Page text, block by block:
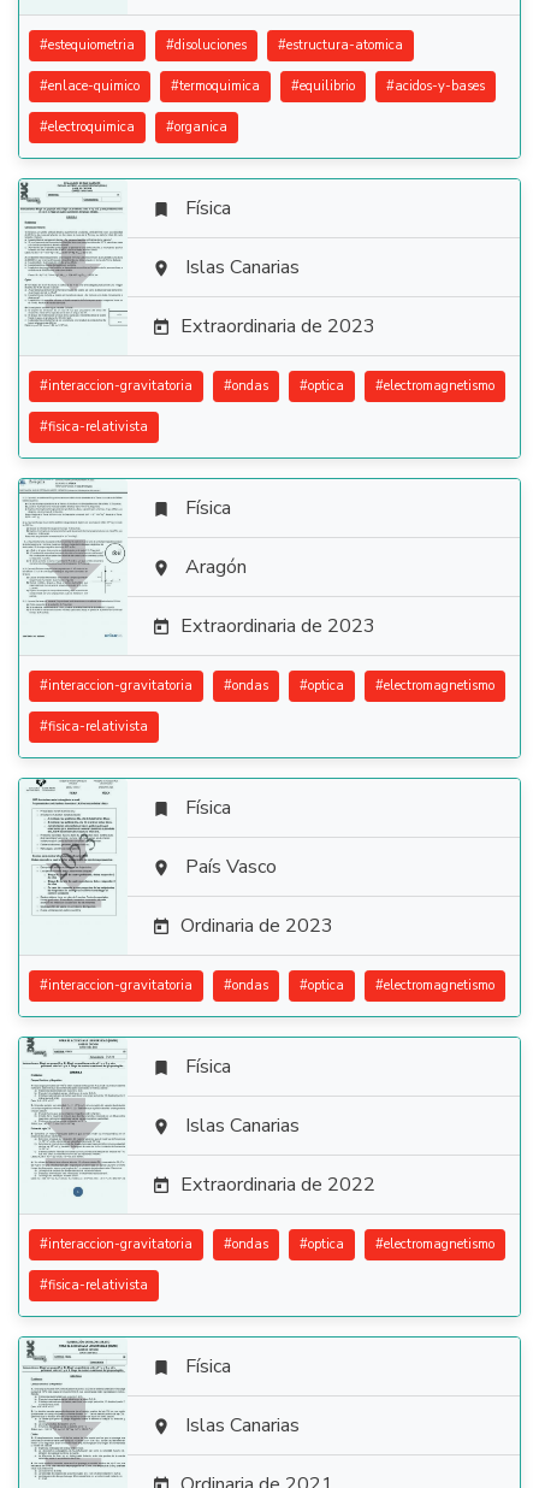
#estequiometria #disoluciones #estructura-atomica
#enlace-quimico #termoquimica #equilibrio #acidos-y-bases
#electroquimica #organica

 Física
 Islas Canarias
 Extraordinaria de 2023
#interaccion-gravitatoria #ondas #optica #electromagnetismo
#fisica-relativista

 Física
 Aragón
 Extraordinaria de 2023
#interaccion-gravitatoria #ondas #optica #electromagnetismo
#fisica-relativista

 Física
 País Vasco
 Ordinaria de 2023
#interaccion-gravitatoria #ondas #optica #electromagnetismo

 Física
 Islas Canarias
 Extraordinaria de 2022
#interaccion-gravitatoria #ondas #optica #electromagnetismo
#fisica-relativista

 Física
 Islas Canarias